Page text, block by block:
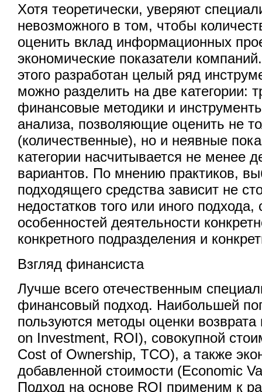
Хотя теоретически, уверяют
невозможного в том, чтобы
оценить вклад информационных
экономические показатели
этого разработан целый ряд
можно разделить на две категории:
финансовые методики и
анализа, позволяющие оценить не
(количественные), но и неявные
категории насчитывается не менее
вариантов. По мнению практиков,
подходящего средства зависит не
недостатков того или иного подхода,
особенностей деятельности
конкретного подразделения и
Взгляд финансиста
Лучше всего отечественным
финансовый подход. Наибольшей
пользуются методы оценки
оn Investment, ROI), совокупной
Cost of Ownership, TCO), а также
добавленной стоимости (Economic
Подход на основе ROI применим к